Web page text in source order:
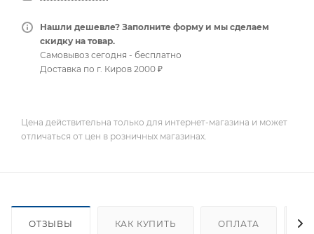
Нашли дешевле? Заполните форму и мы сделаем
скидку на товар.
Самовывоз сегодня - бесплатно
Доставка по г. Киров 2000 ₽
Цена действительна только для интернет-магазина и может
отличаться от цен в розничных магазинах.
ОТЗЫВЫ КАК КУПИТЬ ОПЛАТА